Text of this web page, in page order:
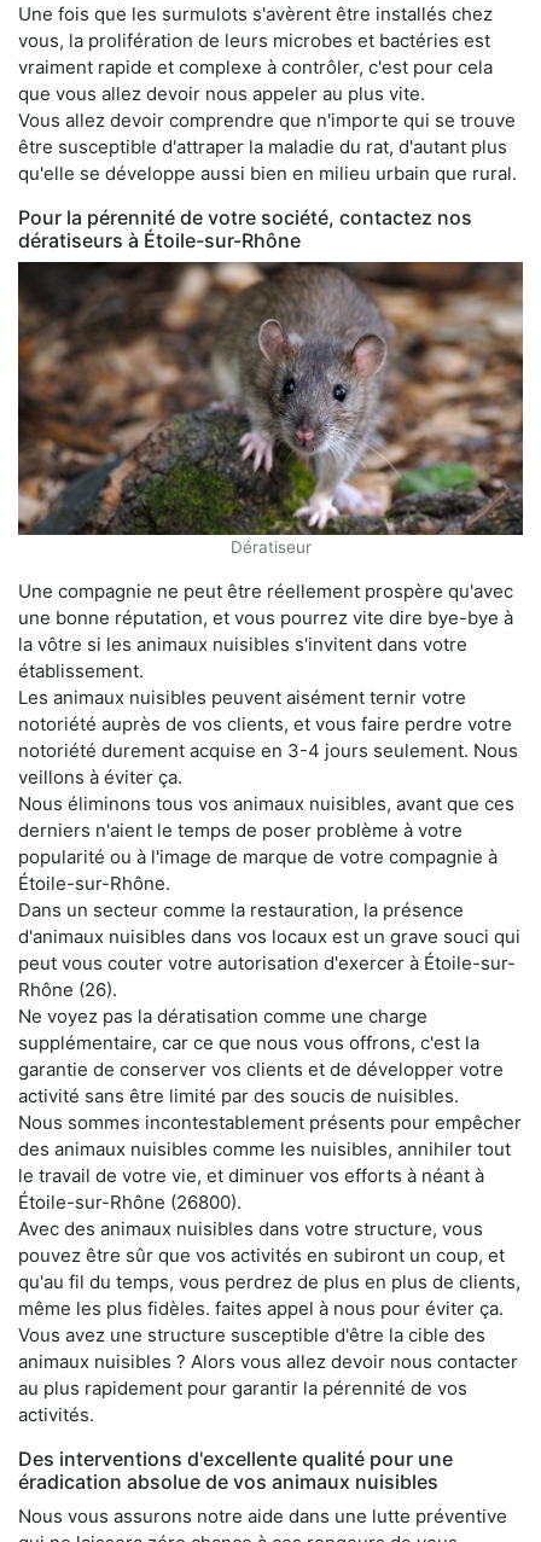
Une fois que les surmulots s'avèrent être installés chez
vous, la prolifération de leurs microbes et bactéries est
vraiment rapide et complexe à contrôler, c'est pour cela
que vous allez devoir nous appeler au plus vite.
Vous allez devoir comprendre que n'importe qui se trouve
être susceptible d'attraper la maladie du rat, d'autant plus
qu'elle se développe aussi bien en milieu urbain que rural.
Pour la pérennité de votre société, contactez nos
dératiseurs à Étoile-sur-Rhône
Dératiseur
Une compagnie ne peut être réellement prospère qu'avec
une bonne réputation, et vous pourrez vite dire bye-bye à
la vôtre si les animaux nuisibles s'invitent dans votre
établissement.
Les animaux nuisibles peuvent aisément ternir votre
notoriété auprès de vos clients, et vous faire perdre votre
notoriété durement acquise en 3-4 jours seulement. Nous
veillons à éviter ça.
Nous éliminons tous vos animaux nuisibles, avant que ces
derniers n'aient le temps de poser problème à votre
popularité ou à l'image de marque de votre compagnie à
Étoile-sur-Rhône.
Dans un secteur comme la restauration, la présence
d'animaux nuisibles dans vos locaux est un grave souci qui
peut vous couter votre autorisation d'exercer à Étoile-sur-
Rhône (26).
Ne voyez pas la dératisation comme une charge
supplémentaire, car ce que nous vous offrons, c'est la
garantie de conserver vos clients et de développer votre
activité sans être limité par des soucis de nuisibles.
Nous sommes incontestablement présents pour empêcher
des animaux nuisibles comme les nuisibles, annihiler tout
le travail de votre vie, et diminuer vos efforts à néant à
Étoile-sur-Rhône (26800).
Avec des animaux nuisibles dans votre structure, vous
pouvez être sûr que vos activités en subiront un coup, et
qu'au fil du temps, vous perdrez de plus en plus de clients,
même les plus fidèles. faites appel à nous pour éviter ça.
Vous avez une structure susceptible d'être la cible des
animaux nuisibles ? Alors vous allez devoir nous contacter
au plus rapidement pour garantir la pérennité de vos
activités.
Des interventions d'excellente qualité pour une
éradication absolue de vos animaux nuisibles
Nous vous assurons notre aide dans une lutte préventive